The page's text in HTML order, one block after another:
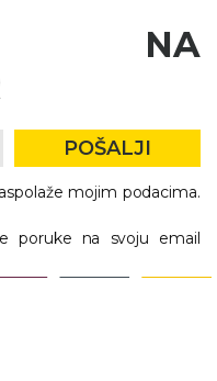
NA
POŠALJI
mojim podacima.
poruke na svoju email